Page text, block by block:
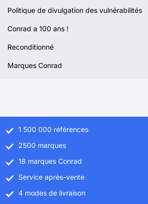
Politique de divulgation des vulnérabilités
Conrad a 100 ans !
Reconditionné
Marques Conrad
1 500 000 références
2500 marques
18 marques Conrad
Service après-vente
4 modes de livraison